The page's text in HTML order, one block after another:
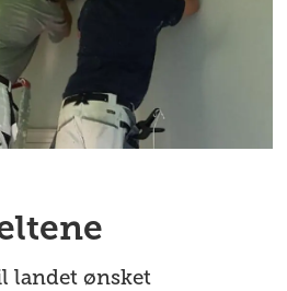
landet ønsket